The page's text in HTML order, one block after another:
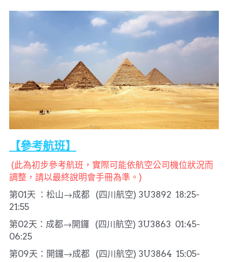
【參考航班】
(此為初步參考航班，實際可能依航空公司機位狀況而
調整，請以最終說明會手冊為準。)
第01天 ：松山→成都   (四川航空) 3U3892  18:25-
21:55
第02天：成都→開鑼   (四川航空) 3U3863  01:45-
06:25
第09天：開鑼→成都   (四川航空) 3U3864  15:05-